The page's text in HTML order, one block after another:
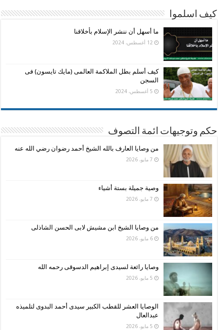
كيف اسلموا
ما أسهل أن ننشر الإسلام بأخلاقنا
12 أغسطس، 2024
كيف أسلم بطل الملاكمة العالمى (مايك تايسون) فى
السجن
5 أغسطس، 2024
حكم وتوجيهات ائمة التصوف
من وصايا العارف بالله الشيخ أحمد رضوان رضي الله عنه
7 مايو، 2026
وصية جميلة بستة أشياء
7 مايو، 2026
من وصايا الشيخ ابن مشيش لابى الحسن الشاذلى
6 مايو، 2026
وصايا رائعة لسيدى إبراهيم الدسوقى رحمه الله
5 مايو، 2026
الوصايا العشر للقطب الكبير سيدى أحمد البدوى لتلميذه
عبدالعال
5 مايو، 2026